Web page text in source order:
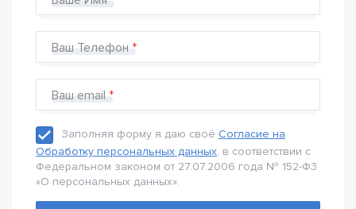
Ваш Телефон
Ваш email
Заполняя форму я даю своё Согласие на
Обработку персональных данных, в соответствии с
Федеральном законом от 27.07.2006 года № 152-Ф3
«О персональных данных».